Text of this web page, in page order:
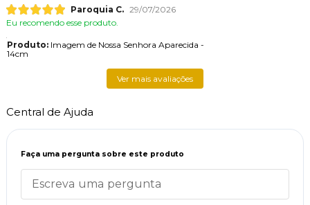
Paroquia C. 29/07/2026
Eu recomendo esse produto.
Produto:Imagem de Nossa Senhora Aparecida -
14cm
Ver mais avaliações
Central de Ajuda
Faça uma pergunta sobre este produto